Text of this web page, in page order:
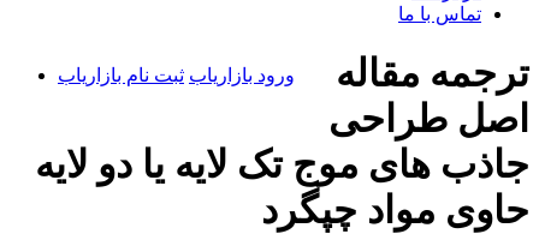
تماس با ما
ورود بازاریاب ثبت نام بازاریاب
ترجمه مقاله
اصل طراحی
جاذب های موج تک لایه یا دو لایه
حاوی مواد چپگرد